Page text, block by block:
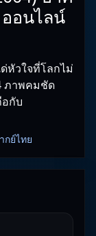
อนไลน์
หัวใจที่โลกไม่
ภาพคมชัด
กับ
กย์ไทย